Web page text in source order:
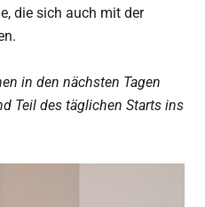
die sich auch mit der
in den nächsten Tagen
Teil des täglichen Starts ins